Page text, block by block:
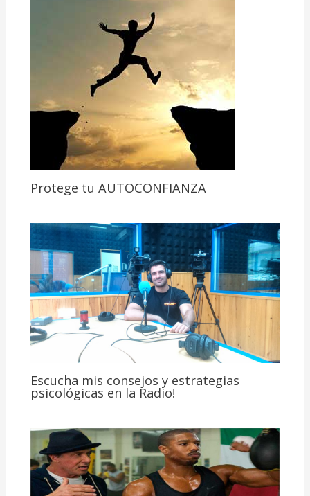
Protege tu AUTOCONFIANZA
Escucha mis consejos y estrategias
psicológicas en la Radio!